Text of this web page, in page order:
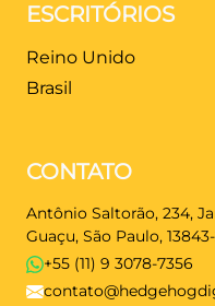
ESCRITÓRIOS
Reino Unido
Brasil
CONTATO
Antônio Saltorão, 234,
Guaçu, São Paulo,
+55 (11) 9 3078-7356